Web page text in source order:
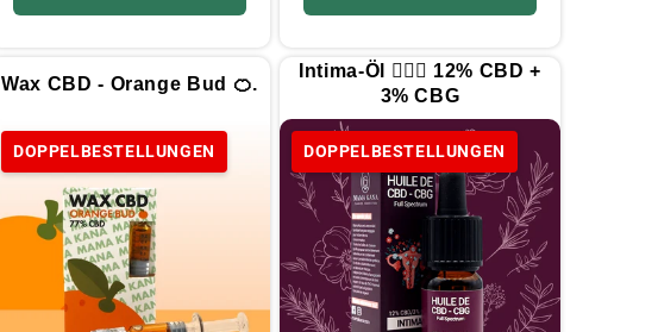
Wax CBD - Orange Bud 🍊.
DOPPELBESTELLUNGEN
Intima-Öl 👩🏻‍⚕️ 12% CBD +
3% CBG
DOPPELBESTELLUNGEN